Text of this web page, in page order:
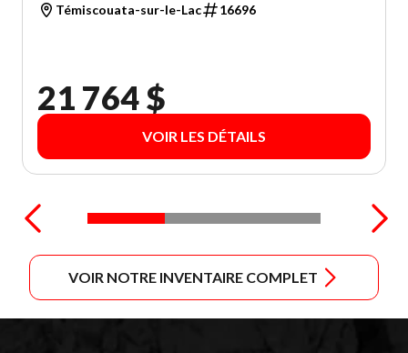
Témiscouata-sur-le-Lac 16696
21 764 $
VOIR LES DÉTAILS
VOIR NOTRE INVENTAIRE COMPLET